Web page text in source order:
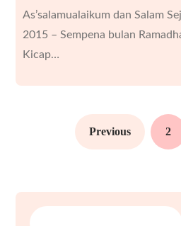
As’salamualaikum dan Salam
2015 – Sempena bulan
Kicap…
Previous 2
SEARCH